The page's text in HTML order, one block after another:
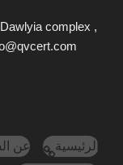
complex ,
الرئيسية عن